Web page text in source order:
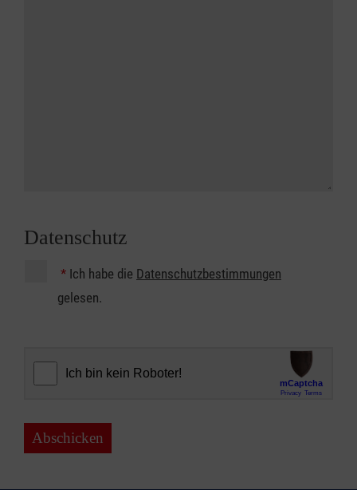
Datenschutz
* Ich habe die Datenschutzbestimmungen
gelesen.
Abschicken